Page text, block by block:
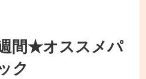
間★オススメパ
ク